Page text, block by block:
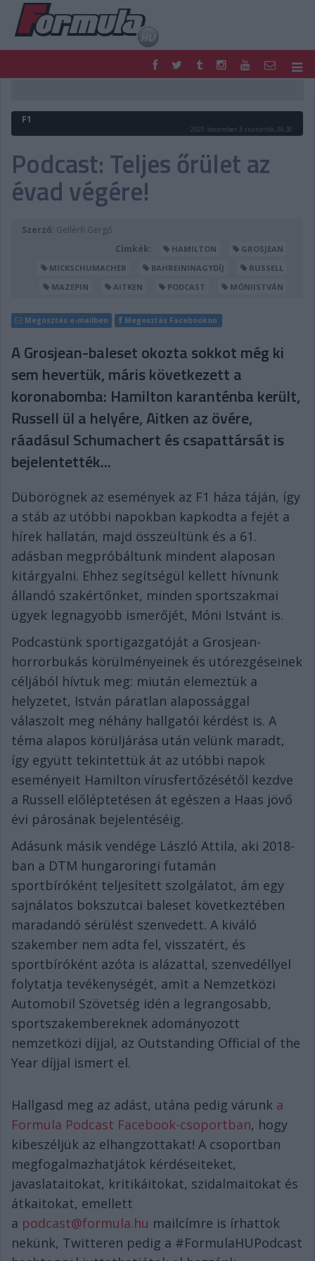
FORMULA
MOTOR
HAZAI
PODCAST
SHOP
LIVE
DIGITÁLIS MAGAZIN
F1
2020. december 3. csütörtök, 06:30
Podcast: Teljes őrület az
évad végére!
Szerző: Gellérfi Gergő
Címkék:
HAMILTON
GROSJEAN
MICKSCHUMACHER
BAHREININAGYDÍJ
RUSSELL
MAZEPIN
AITKEN PODCAST MÓNIISTVÁN
Megosztás e-mailben Megosztás Facebookon
A Grosjean-baleset okozta sokkot még ki
sem hevertük, máris következett a
koronabomba: Hamilton karanténba került,
Russell ül a helyére, Aitken az övére,
ráadásul Schumachert és csapattársát is
bejelentették...
Dübörögnek az események az F1 háza táján, így
a stáb az utóbbi napokban kapkodta a fejét a
hírek hallatán, majd összeültünk és a 61.
adásban megpróbáltunk mindent alaposan
kitárgyalni. Ehhez segítségül kellett hívnunk
állandó szakértőnket, minden sportszakmai
ügyek legnagyobb ismerőjét, Móni Istvánt is.
Podcastünk sportigazgatóját a Grosjean-
horrorbukás körülményeinek és utórezgéseinek
céljából hívtuk meg: miután elemeztük a
helyzetet, István páratlan alapossággal
válaszolt meg néhány hallgatói kérdést is. A
téma alapos körüljárása után velünk maradt,
így együtt tekintettük át az utóbbi napok
eseményeit Hamilton vírusfertőzésétől kezdve
a Russell előléptetésen át egészen a Haas jövő
évi párosának bejelentéséig.
Adásunk másik vendége László Attila, aki 2018-
ban a DTM hungaroringi futamán
sportbíróként teljesített szolgálatot, ám egy
sajnálatos bokszutcai baleset következtében
maradandó sérülést szenvedett. A kiváló
szakember nem adta fel, visszatért, és
sportbíróként azóta is alázattal, szenvedéllyel
folytatja tevékenységét, amit a Nemzetközi
Automobil Szövetség idén a legrangosabb,
sportszakembereknek adományozott
nemzetközi díjjal, az Outstanding Official of the
Year díjjal ismert el.
Hallgasd meg az adást, utána pedig várunk a
Formula Podcast Facebook-csoportban, hogy
kibeszéljük az elhangzottakat! A csoportban
megfogalmazhatjátok kérdéseiteket,
javaslataitokat, kritikáitokat, szidalmaitokat és
átkaitokat, emellett
a podcast@formula.hu mailcímre is írhattok
nekünk, Twitteren pedig a #FormulaHUPodcast